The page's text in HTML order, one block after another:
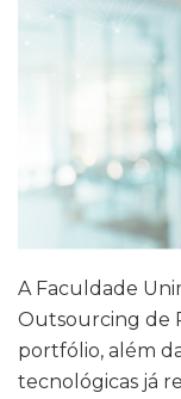
A Faculdade
Outsourcing de
portfólio, além
tecnológicas já